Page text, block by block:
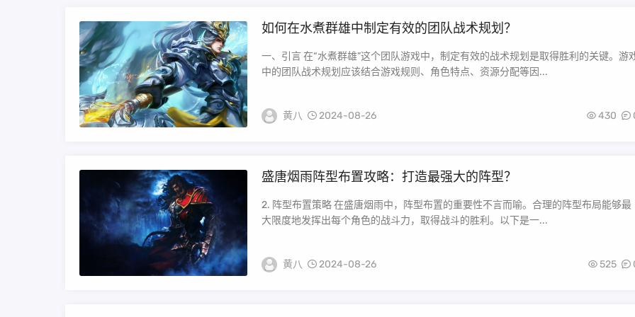
如何在水煮群雄中制定有效的团队战术规划？
一、引言 在“水煮群雄”这个团队游戏中，制定有效的战术规划是取得胜利的关键。游
中的团队战术规划应该结合游戏规则、角色特点、资源分配等因...
黄八 2024-08-26 430
盛唐烟雨阵型布置攻略：打造最强大的阵型？
2. 阵型布置策略 在盛唐烟雨中，阵型布置的重要性不言而喻。合理的阵型布局能够最
大限度地发挥出每个角色的战斗力，取得战斗的胜利。以下是一...
黄八 2024-08-26 525